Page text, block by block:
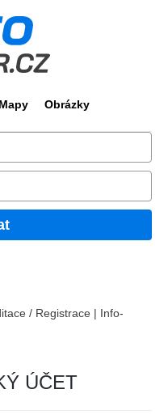
Mapy Obrázky
/ Registrace | Info-
ÚČET